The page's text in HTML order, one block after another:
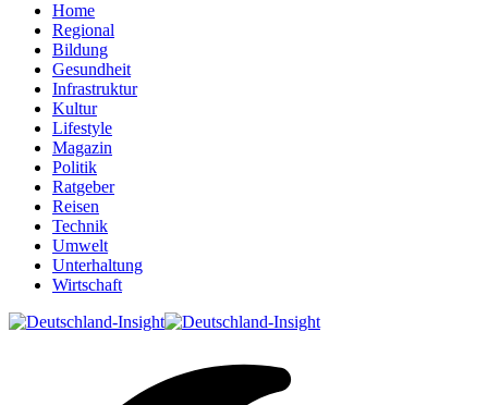
Home
Regional
Bildung
Gesundheit
Infrastruktur
Kultur
Lifestyle
Magazin
Politik
Ratgeber
Reisen
Technik
Umwelt
Unterhaltung
Wirtschaft